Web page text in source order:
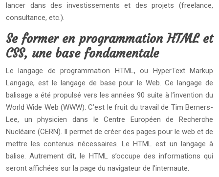
lancer dans des investissements et des projets (freelance,
consultance, etc.).
Se former en programmation HTML et
CSS, une base fondamentale
Le langage de programmation HTML, ou HyperText Markup
Langage, est le langage de base pour le Web. Ce langage de
balisage a été propulsé vers les années 90 suite à l’invention du
World Wide Web (WWW). C’est le fruit du travail de Tim Berners-
Lee, un physicien dans le Centre Européen de Recherche
Nucléaire (CERN). Il permet de créer des pages pour le web et de
mettre les contenus nécessaires. Le HTML est un langage à
balise. Autrement dit, le HTML s’occupe des informations qui
seront affichées sur la page du navigateur de l’internaute.